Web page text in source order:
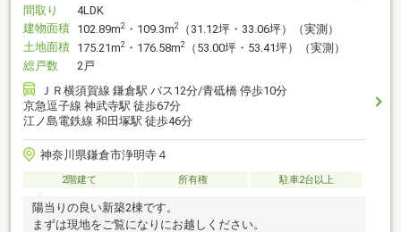
間取り
4LDK
建物面積 102.89m2 ・109.3m2
（31.12坪・33.06坪）（実測）
土地面積 175.21m2 ・176.58m2
（53.00坪・53.41坪）（実測）
総戸数
2戸
ＪＲ横須賀線 鎌倉駅 バス12分/青砥橋 停歩10分
京急逗子線 神武寺駅 徒歩67分
江ノ島電鉄線 和田塚駅 徒歩46分
神奈川県鎌倉市浄明寺４
2階建て 所有権 駐車2台以上
陽当りの良い新築2棟です。
まずは現地をご覧になりにお越しください。